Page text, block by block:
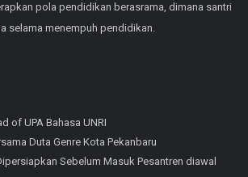
pola pendidikan berasrama, dimana santri
selama menempuh pendidikan.
of UPA Bahasa UNRI
Duta Genre Kota Pekanbaru
Sebelum Masuk Pesantren diawal